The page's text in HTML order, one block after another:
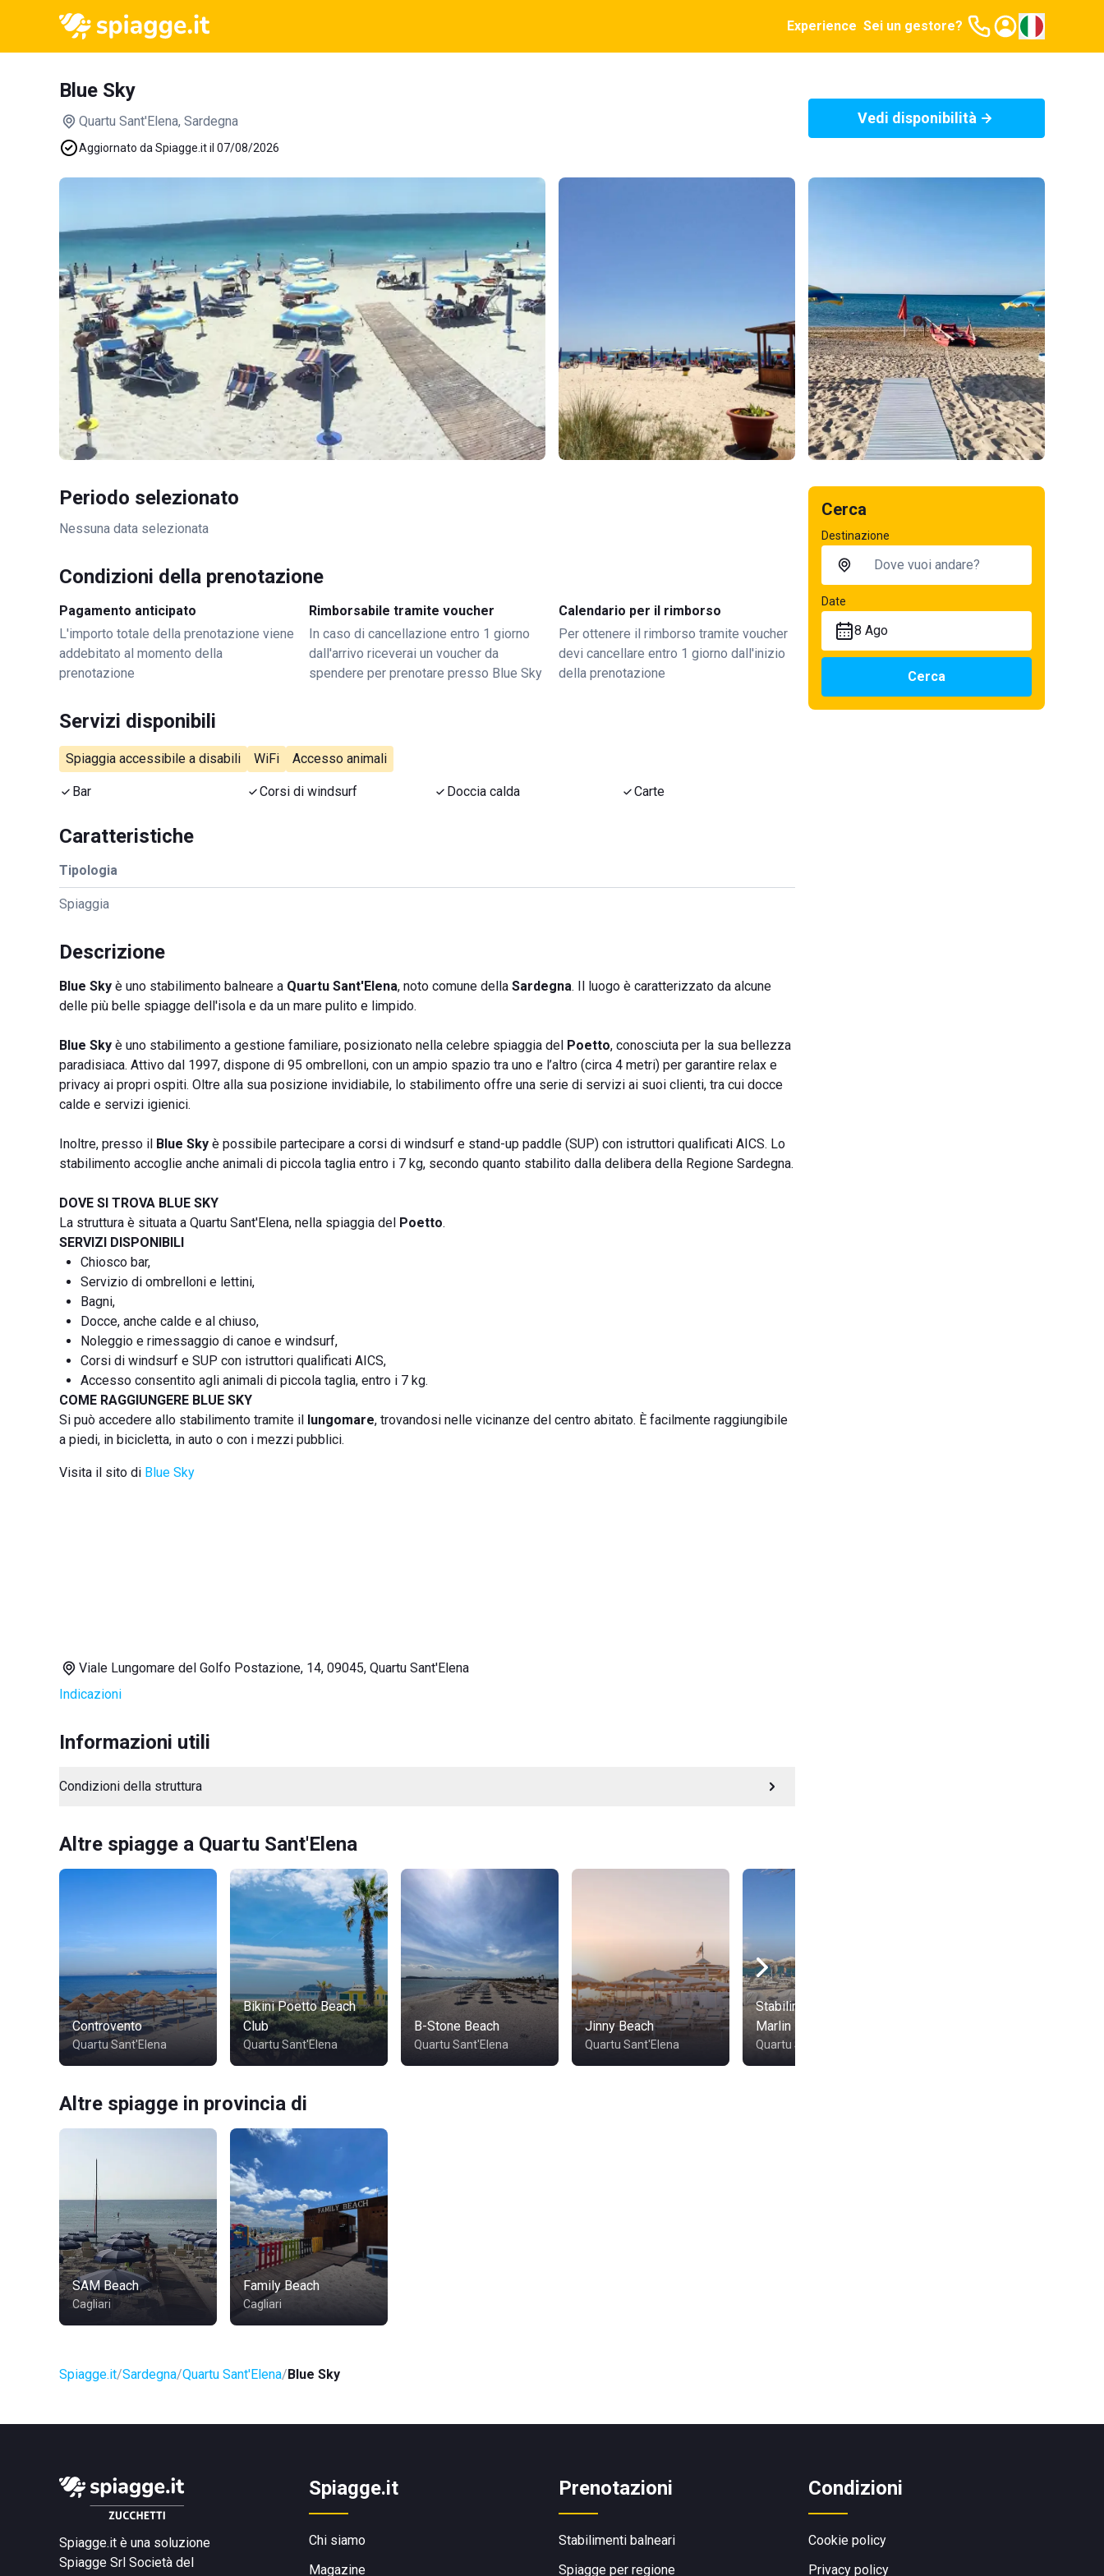
Experience Sei un gestore?
Blue Sky
Quartu Sant'Elena, Sardegna
Aggiornato da Spiagge.it il 07/08/2026
Vedi disponibilità
Periodo selezionato
Nessuna data selezionata
Condizioni della prenotazione
Pagamento anticipato
L'importo totale della prenotazione viene
addebitato al momento della
prenotazione
Rimborsabile tramite voucher
In caso di cancellazione entro 1 giorno
dall'arrivo riceverai un voucher da
spendere per prenotare presso Blue Sky
Calendario per il rimborso
Per ottenere il rimborso tramite voucher
devi cancellare entro 1 giorno dall'inizio
della prenotazione
Servizi disponibili
Spiaggia accessibile a disabili WiFi Accesso animali
Bar Corsi di windsurf Doccia calda Carte
Caratteristiche
Tipologia
Spiaggia
Descrizione
Blue Sky è uno stabilimento balneare a Quartu Sant'Elena, noto comune della Sardegna. Il luogo è caratterizzato da alcune
delle più belle spiagge dell'isola e da un mare pulito e limpido.
Blue Sky è uno stabilimento a gestione familiare, posizionato nella celebre spiaggia del Poetto, conosciuta per la sua bellezza
paradisiaca. Attivo dal 1997, dispone di 95 ombrelloni, con un ampio spazio tra uno e l’altro (circa 4 metri) per garantire relax e
privacy ai propri ospiti. Oltre alla sua posizione invidiabile, lo stabilimento offre una serie di servizi ai suoi clienti, tra cui docce
calde e servizi igienici.
Inoltre, presso il Blue Sky è possibile partecipare a corsi di windsurf e stand-up paddle (SUP) con istruttori qualificati AICS. Lo
stabilimento accoglie anche animali di piccola taglia entro i 7 kg, secondo quanto stabilito dalla delibera della Regione Sardegna.
DOVE SI TROVA BLUE SKY
La struttura è situata a Quartu Sant'Elena, nella spiaggia del Poetto.
SERVIZI DISPONIBILI
Chiosco bar,
Servizio di ombrelloni e lettini,
Bagni,
Docce, anche calde e al chiuso,
Noleggio e rimessaggio di canoe e windsurf,
Corsi di windsurf e SUP con istruttori qualificati AICS,
Accesso consentito agli animali di piccola taglia, entro i 7 kg.
COME RAGGIUNGERE BLUE SKY
Si può accedere allo stabilimento tramite il lungomare, trovandosi nelle vicinanze del centro abitato. È facilmente raggiungibile
a piedi, in bicicletta, in auto o con i mezzi pubblici.
Visita il sito di Blue Sky
Viale Lungomare del Golfo Postazione, 14, 09045, Quartu Sant'Elena
Indicazioni
Informazioni utili
Condizioni della struttura
Altre spiagge a Quartu Sant'Elena
Controvento
Quartu Sant'Elena
Bikini Poetto Beach
Club
Quartu Sant'Elena
B-Stone Beach
Quartu Sant'Elena
Jinny Beach
Quartu Sant'Elena
Stabilimento Balneare
Marlin
Quartu Sant'Elena
Altre spiagge in provincia di
SAM Beach
Cagliari
Family Beach
Cagliari
Spiagge.it Sardegna Quartu Sant'Elena Blue Sky
Cerca
Destinazione
Date
8 Ago
Cerca
Spiagge.it è una soluzione
Spiagge Srl Società del
Spiagge.it
Chi siamo
Magazine
Prenotazioni
Stabilimenti balneari
Spiagge per regione
Condizioni
Cookie policy
Privacy policy